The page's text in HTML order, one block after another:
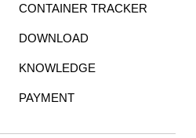
CONTAINER TRACKER
DOWNLOAD
KNOWLEDGE
PAYMENT